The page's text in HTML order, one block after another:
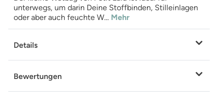
unterwegs, um darin Deine Stoffbinden, Stilleinlagen
oder aber auch feuchte W… Mehr
Details
Bewertungen